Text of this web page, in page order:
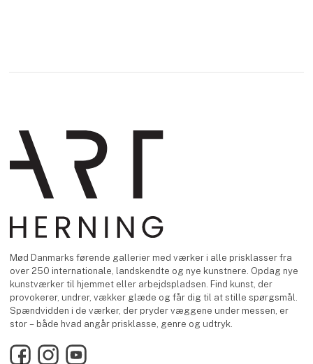
Mød Danmarks førende gallerier med værker i alle prisklasser fra
over 250 internationale, landskendte og nye kunstnere. Opdag nye
kunstværker til hjemmet eller arbejdspladsen. Find kunst, der
provokerer, undrer, vækker glæde og får dig til at stille spørgsmål.
Spændvidden i de værker, der pryder væggene under messen, er
stor – både hvad angår prisklasse, genre og udtryk.
FacebookInstagramYouTube